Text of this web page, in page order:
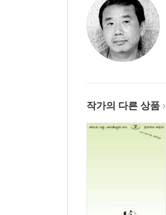
작가의 다른 상품